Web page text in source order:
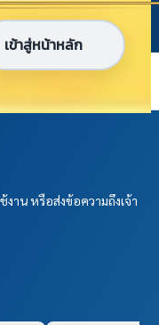
เข้าสู่หน้าหลัก
ไทย EN
าน หรือส่งข้อความถึงเจ้า